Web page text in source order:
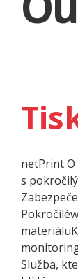
netPrint
s
Služba,